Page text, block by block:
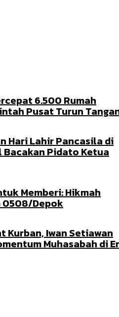
6.500 Rumah
Pusat Turun
Hari Lahir Pancasila di
Pidato Ketua
Memberi: Hikmah
0508/Depok
Kurban, Iwan Setiawan
Muhasabah di